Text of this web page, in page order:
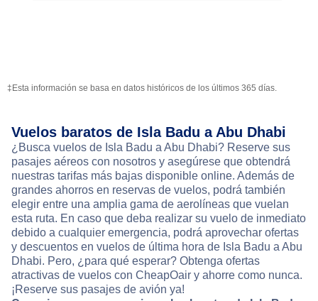
‡Esta información se basa en datos históricos de los últimos 365 días.
Vuelos baratos de Isla Badu a Abu Dhabi
¿Busca vuelos de Isla Badu a Abu Dhabi? Reserve sus
pasajes aéreos con nosotros y asegúrese que obtendrá
nuestras tarifas más bajas disponible online. Además de
grandes ahorros en reservas de vuelos, podrá también
elegir entre una amplia gama de aerolíneas que vuelan
esta ruta. En caso que deba realizar su vuelo de inmediato
debido a cualquier emergencia, podrá aprovechar ofertas
y descuentos en vuelos de última hora de Isla Badu a Abu
Dhabi. Pero, ¿para qué esperar? Obtenga ofertas
atractivas de vuelos con CheapOair y ahorre como nunca.
¡Reserve sus pasajes de avión ya!